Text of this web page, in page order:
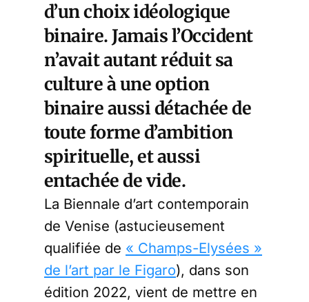
d’un choix idéologique
binaire. Jamais l’Occident
n’avait autant réduit sa
culture à une option
binaire aussi détachée de
toute forme d’ambition
spirituelle, et aussi
entachée de vide.
La Biennale d’art contemporain
de Venise (astucieusement
qualifiée de « Champs-Elysées »
de l’art par le Figaro), dans son
édition 2022, vient de mettre en